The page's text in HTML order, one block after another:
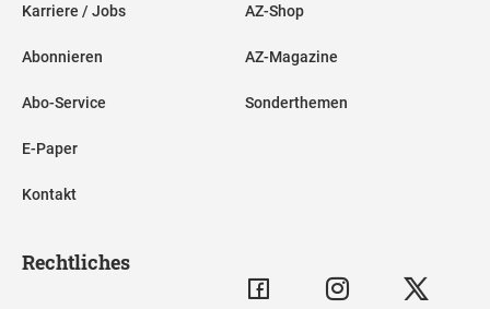
Karriere / Jobs
Abonnieren
Abo-Service
E-Paper
Kontakt
AZ-Shop
AZ-Magazine
Sonderthemen
Rechtliches